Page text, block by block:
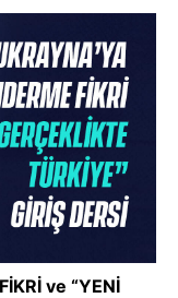
ve “YENİ